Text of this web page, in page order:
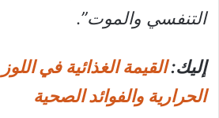
التنفسي والموت”.
إليك:القيمة الغذائية في
الحرارية والفوائد الصحية